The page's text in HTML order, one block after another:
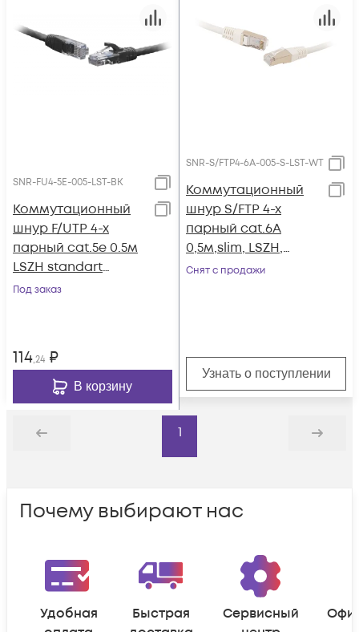
SNR-FU4-5E-005-LST-BK
Коммутационный
шнур F/UTP 4-х
парный cat.5e 0.5м
LSZH standart
чёрный
Под заказ
114,24 ₽
В корзину
SNR-S/FTP4-6A-005-S-LST-WT
Коммутационный
шнур S/FTP 4-х
парный cat.6A
0,5м,slim, LSZH,
белый
Снят с продажи
Узнать о поступлении
Назад
1
Дальше
Почему выбирают нас
Удобная
Быстрая
Сервисный